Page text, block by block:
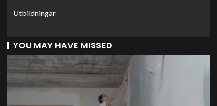
Utbildningar
YOU MAY HAVE MISSED